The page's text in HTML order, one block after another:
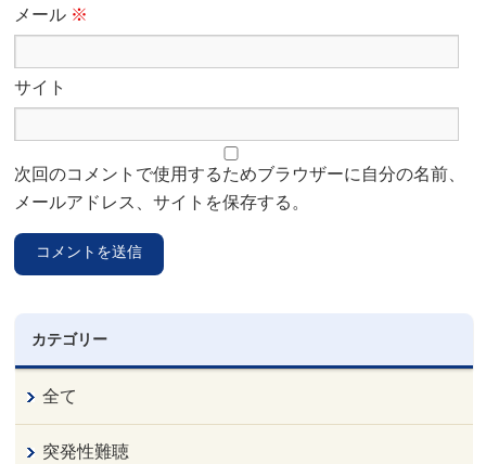
メール ※
サイト
次回のコメントで使用するためブラウザーに自分の名前、
メールアドレス、サイトを保存する。
カテゴリー
全て
突発性難聴